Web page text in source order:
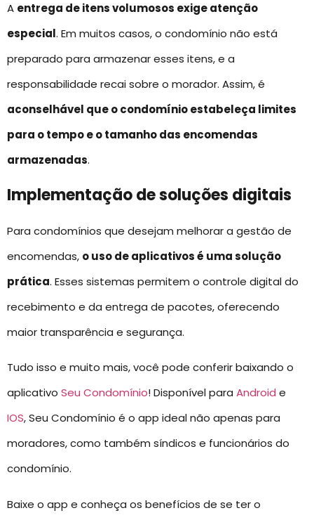
A entrega de itens volumosos exige atenção
especial. Em muitos casos, o condomínio não está
preparado para armazenar esses itens, e a
responsabilidade recai sobre o morador. Assim, é
aconselhável que o condomínio estabeleça limites
para o tempo e o tamanho das encomendas
armazenadas.
Implementação de soluções digitais
Para condomínios que desejam melhorar a gestão de
encomendas, o uso de aplicativos é uma solução
prática. Esses sistemas permitem o controle digital do
recebimento e da entrega de pacotes, oferecendo
maior transparência e segurança.
Tudo isso e muito mais, você pode conferir baixando o
aplicativo Seu Condomínio! Disponível para Android e
IOS, Seu Condomínio é o app ideal não apenas para
moradores, como também síndicos e funcionários do
condomínio.
Baixe o app e conheça os benefícios de se ter o